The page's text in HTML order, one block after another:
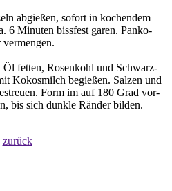
ab­gießen, sofort in kochen­dem
6 Minuten biss­fest garen. Panko­
Öl fetten, Rosen­kohl und Schwarz­
Kokos­milch begießen. Salzen und
Form im auf 180 Grad vor­
bis sich dunkle Ränder bilden.
zurück